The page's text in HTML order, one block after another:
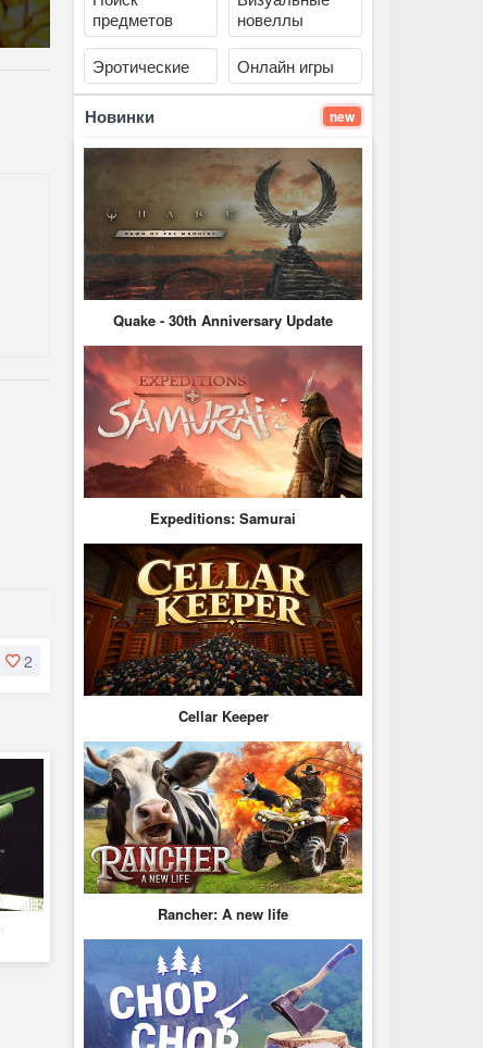
2
предметов
новеллы
Эротические Онлайн игры
Новинки new
Quake - 30th Anniversary Update
Expeditions: Samurai
Cellar Keeper
Rancher: A new life